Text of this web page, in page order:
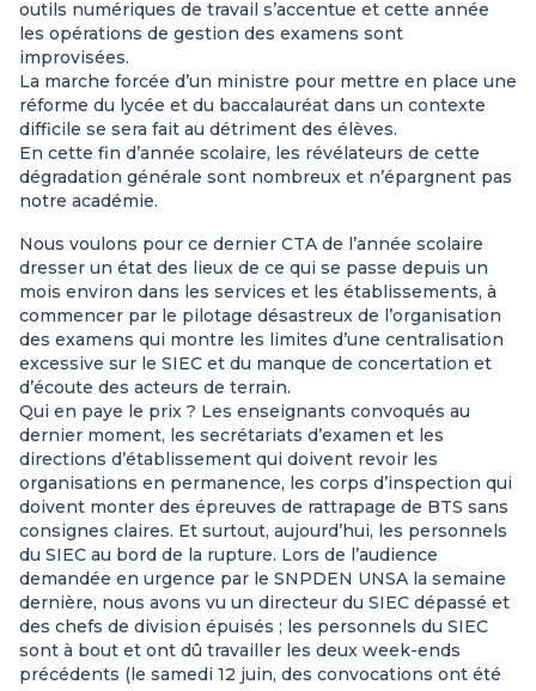
outils numériques de travail s’accentue et cette année
les opérations de gestion des examens sont
improvisées.
La marche forcée d’un ministre pour mettre en place une
réforme du lycée et du baccalauréat dans un contexte
difficile se sera fait au détriment des élèves.
En cette fin d’année scolaire, les révélateurs de cette
dégradation générale sont nombreux et n’épargnent pas
notre académie.
Nous voulons pour ce dernier CTA de l’année scolaire
dresser un état des lieux de ce qui se passe depuis un
mois environ dans les services et les établissements, à
commencer par le pilotage désastreux de l’organisation
des examens qui montre les limites d’une centralisation
excessive sur le SIEC et du manque de concertation et
d’écoute des acteurs de terrain.
Qui en paye le prix ? Les enseignants convoqués au
dernier moment, les secrétariats d’examen et les
directions d’établissement qui doivent revoir les
organisations en permanence, les corps d’inspection qui
doivent monter des épreuves de rattrapage de BTS sans
consignes claires. Et surtout, aujourd’hui, les personnels
du SIEC au bord de la rupture. Lors de l’audience
demandée en urgence par le SNPDEN UNSA la semaine
dernière, nous avons vu un directeur du SIEC dépassé et
des chefs de division épuisés ; les personnels du SIEC
sont à bout et ont dû travailler les deux week-ends
précédents (le samedi 12 juin, des convocations ont été